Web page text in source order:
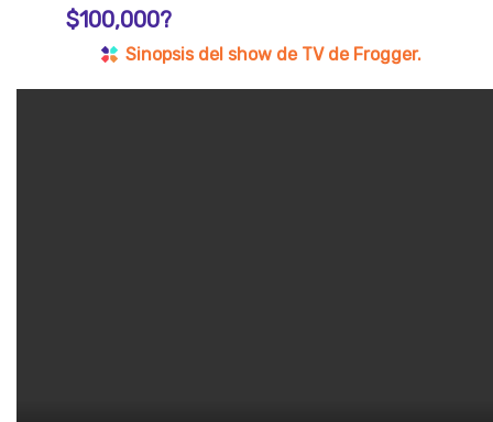
$100,000?
Sinopsis del show de TV de Frogger.